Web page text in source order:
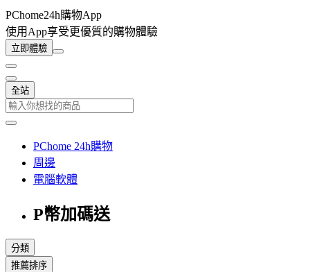
PChome24h購物App
使用App享受更優質的購物體驗
立即體驗
全站
PChome 24h購物
周邊
電腦軟體
P幣加碼送
分類
推薦排序